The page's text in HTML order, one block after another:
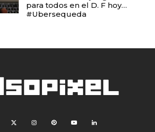
para todos en el D. F hoy…
#Ubersequeda